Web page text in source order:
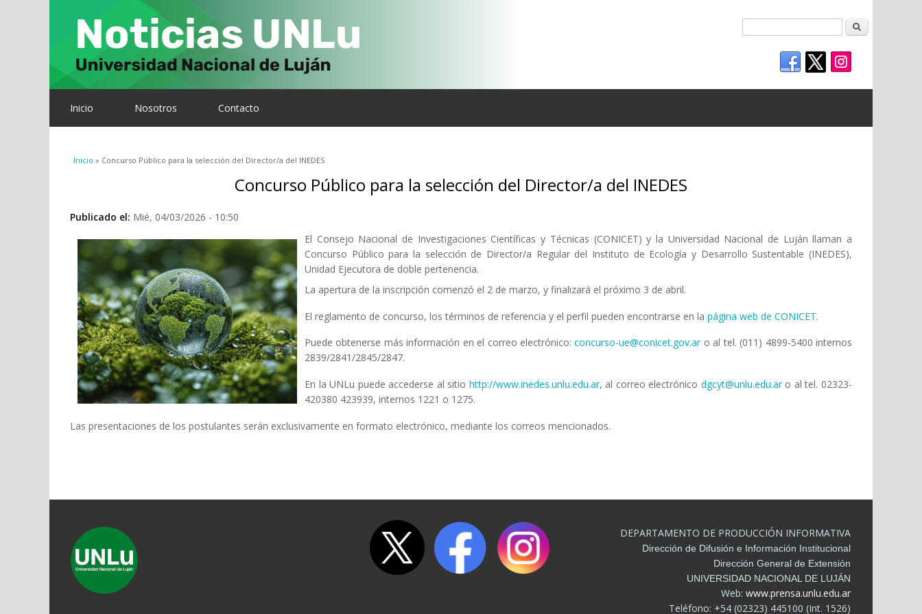
Inicio Nosotros Contacto
Se encuentra usted aquí
Inicio » Concurso Público para la selección del Director/a del INEDES
Concurso Público para la selección del Director/a del INEDES
Publicado el: Mié, 04/03/2026 - 10:50
El Consejo Nacional de Investigaciones Científicas y Técnicas (CONICET) y la Universidad Nacional de Luján llaman a
Concurso Público para la selección de Director/a Regular del Instituto de Ecología y Desarrollo Sustentable (INEDES),
Unidad Ejecutora de doble pertenencia.
La apertura de la inscripción comenzó el 2 de marzo, y finalizará el próximo 3 de abril.
El reglamento de concurso, los términos de referencia y el perfil pueden encontrarse en la página web de CONICET.
Puede obtenerse más información en el correo electrónico:concurso-ue@conicet.gov.aro al tel. (011) 4899-5400 internos
2839/2841/2845/2847.
En la UNLu puede accederse al sitio http://www.inedes.unlu.edu.ar, al correo electrónico dgcyt@unlu.edu.aro al tel. 02323-
420380 423939, internos 1221 o 1275.
Las presentaciones de los postulantes serán exclusivamente en formato electrónico, mediante los correos mencionados.
DEPARTAMENTO DE PRODUCCIÓN INFORMATIVA
Dirección de Difusión e Información Institucional
Dirección General de Extensión
UNIVERSIDAD NACIONAL DE LUJÁN
Web: www.prensa.unlu.edu.ar
Teléfono: +54 (02323) 445100 (Int. 1526)